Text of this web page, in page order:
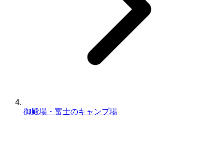
御殿場・富士のキャンプ場